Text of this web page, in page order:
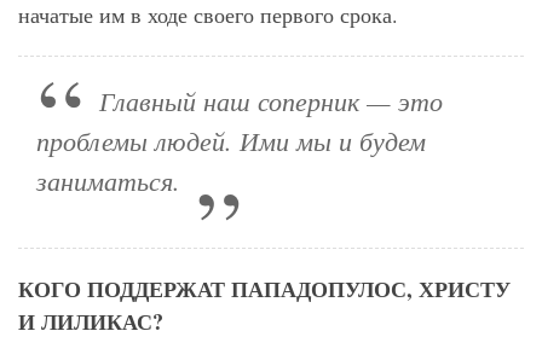
начатые им в ходе своего первого срока.
Главный наш соперник — это
проблемы людей. Ими мы и будем
заниматься.
КОГО ПОДДЕРЖАТ ПАПАДОПУЛОС, ХРИСТУ
И ЛИЛИКАС?